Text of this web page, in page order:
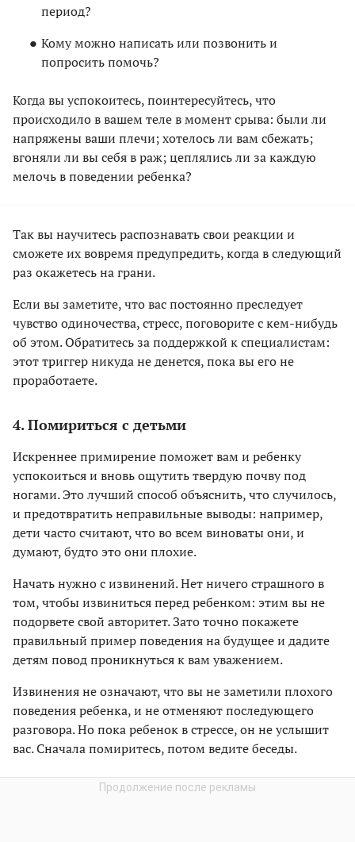
период?
Кому можно написать или позвонить и
попросить помочь?
Когда вы успокоитесь, поинтересуйтесь, что
происходило в вашем теле в момент срыва: были ли
напряжены ваши плечи; хотелось ли вам сбежать;
вгоняли ли вы себя в раж; цеплялись ли за каждую
мелочь в поведении ребенка?
Так вы научитесь распознавать свои реакции и
сможете их вовремя предупредить, когда в следующий
раз окажетесь на грани.
Если вы заметите, что вас постоянно преследует
чувство одиночества, стресс, поговорите с кем-нибудь
об этом. Обратитесь за поддержкой к специалистам:
этот триггер никуда не денется, пока вы его не
проработаете.
4. Помириться с детьми
Искреннее примирение поможет вам и ребенку
успокоиться и вновь ощутить твердую почву под
ногами. Это лучший способ объяснить, что случилось,
и предотвратить неправильные выводы: например,
дети часто считают, что во всем виноваты они, и
думают, будто это они плохие.
Начать нужно с извинений. Нет ничего страшного в
том, чтобы извиниться перед ребенком: этим вы не
подорвете свой авторитет. Зато точно покажете
правильный пример поведения на будущее и дадите
детям повод проникнуться к вам уважением.
Извинения не означают, что вы не заметили плохого
поведения ребенка, и не отменяют последующего
разговора. Но пока ребенок в стрессе, он не услышит
вас. Сначала помиритесь, потом ведите беседы.